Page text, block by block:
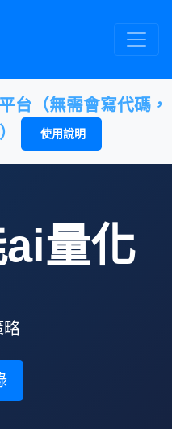
台（無需會寫代碼，
使用說明
量化
略